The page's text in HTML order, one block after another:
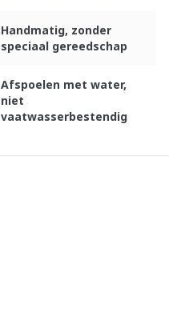
Handmatig, zonder
speciaal gereedschap
Afspoelen met water,
niet
vaatwasserbestendig